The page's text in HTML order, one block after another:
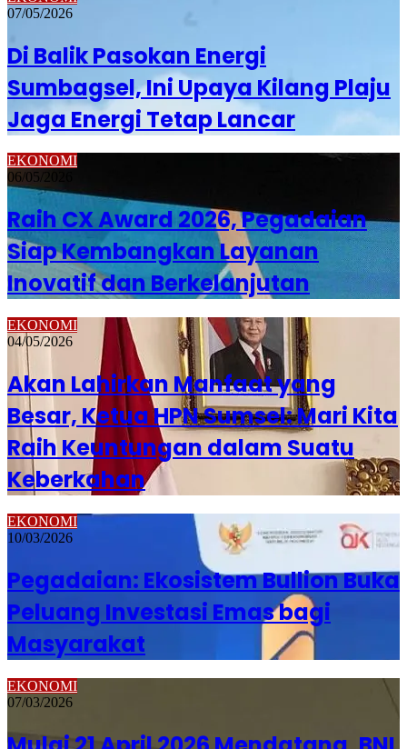
07/05/2026
Di Balik Pasokan Energi
Sumbagsel, Ini Upaya Kilang Plaju
Jaga Energi Tetap Lancar
EKONOMI
06/05/2026
Raih CX Award 2026, Pegadaian
Siap Kembangkan Layanan
Inovatif dan Berkelanjutan
EKONOMI
04/05/2026
Akan Lahirkan Manfaat yang
Besar, Ketua HPN Sumsel: Mari Kita
Raih Keuntungan dalam Suatu
Keberkahan
EKONOMI
10/03/2026
Pegadaian: Ekosistem Bullion Buka
Peluang Investasi Emas bagi
Masyarakat
EKONOMI
07/03/2026